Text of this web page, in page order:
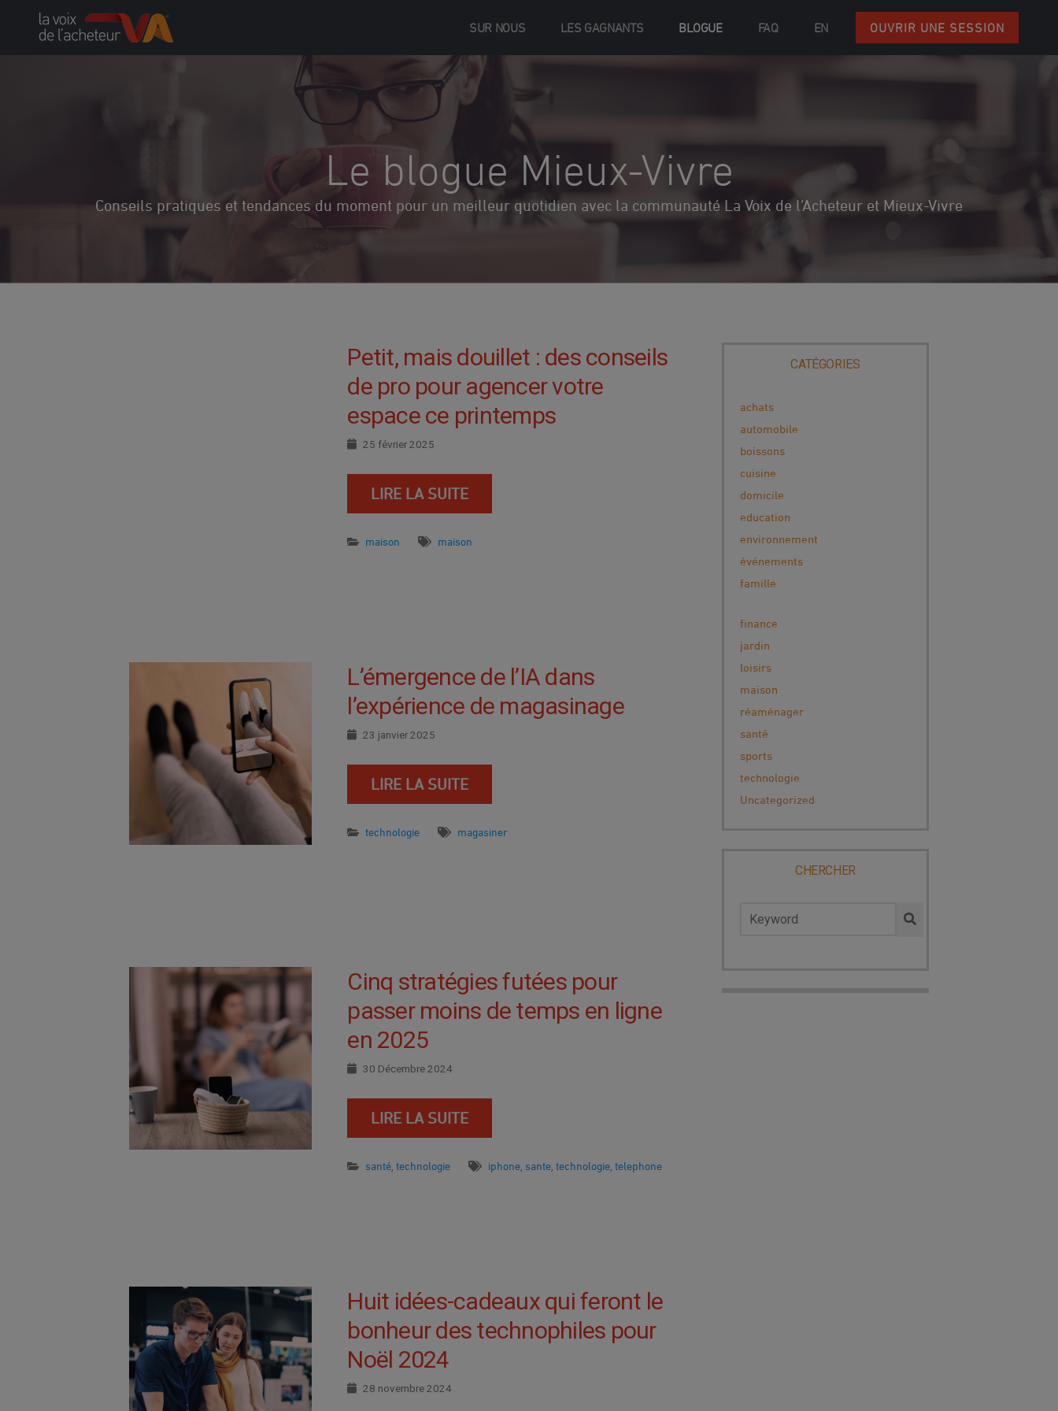
SUR NOUS LES GAGNANTS BLOGUE FAQ EN OUVRIR UNE SESSION
Le blogue Mieux-Vivre
Conseils pratiques et tendances du moment pour un meilleur quotidien avec la communauté La Voix de l’Acheteur et Mieux-Vivre
Petit, mais douillet : des conseils
de pro pour agencer votre
espace ce printemps
25 février 2025
LIRE LA SUITE
maison maison
L’émergence de l’IA dans
l’expérience de magasinage
23 janvier 2025
LIRE LA SUITE
technologie magasiner
Cinq stratégies futées pour
passer moins de temps en ligne
en 2025
30 Décembre 2024
LIRE LA SUITE
santé ,technologie iphone sante ,technologie ,telephone
Huit idées-cadeaux qui feront le
bonheur des technophiles pour
Noël 2024
28 novembre 2024
CATÉGORIES
achats
automobile
boissons
cuisine
domicile
education
environnement
événements
famille
finance
jardin
loisirs
maison
réaménager
santé
sports
technologie
Uncategorized
CHERCHER